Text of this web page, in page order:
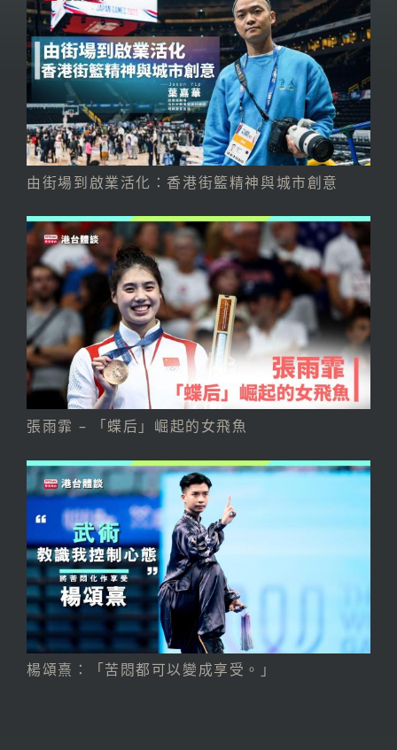
由街場到啟業活化：香港街籃精神與城市創意
張雨霏 – 「蝶后」崛起的女飛魚
楊頌熹：「苦悶都可以變成享受。」